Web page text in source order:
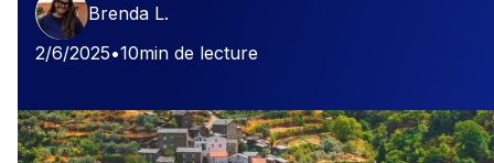
Brenda L.
2/6/2025•10min de lecture